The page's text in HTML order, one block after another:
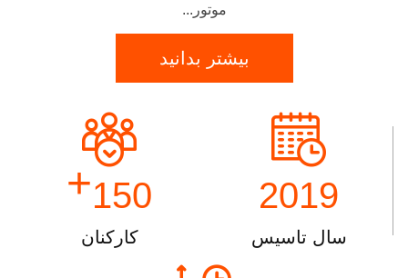
موتور...
بیشتر بدانید
2019
سال تاسیس
150
+
کارکنان